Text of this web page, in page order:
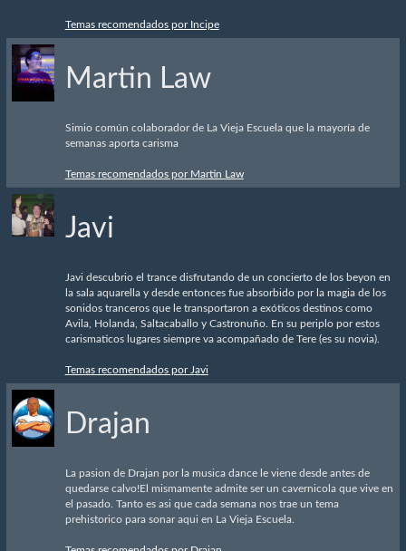
Temas recomendados por Incipe
Martin Law
Simio común colaborador de La Vieja Escuela que la mayoría de
semanas aporta carisma
Temas recomendados por Martin Law
Javi
Javi descubrio el trance disfrutando de un concierto de los beyon en
la sala aquarella y desde entonces fue absorbido por la magia de los
sonidos tranceros que le transportaron a exóticos destinos como
Avila, Holanda, Saltacaballo y Castronuño. En su periplo por estos
carismaticos lugares siempre va acompañado de Tere (es su novia).
Temas recomendados por Javi
Drajan
La pasion de Drajan por la musica dance le viene desde antes de
quedarse calvo!El mismamente admite ser un cavernicola que vive en
el pasado. Tanto es asi que cada semana nos trae un tema
prehistorico para sonar aqui en La Vieja Escuela.